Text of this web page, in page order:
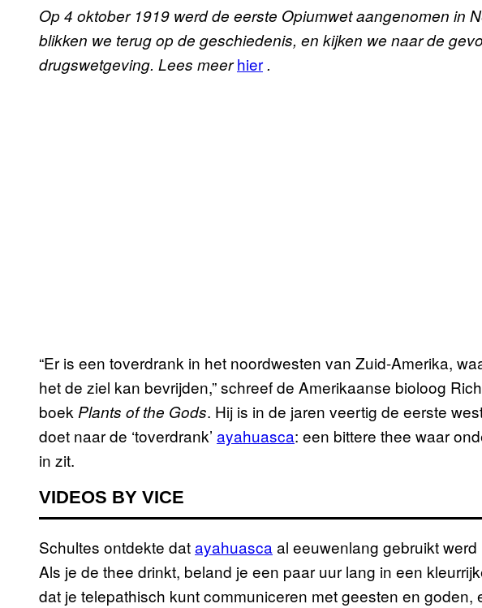
Op 4 oktober 1919 werd de eerste Opiumwet aangenomen in
blikken we terug op de geschiedenis, en kijken we naar de
drugswetgeving. Lees meer hier.
“Er is een toverdrank in het noordwesten van Zuid-Amerika,
het de ziel kan bevrijden,” schreef de Amerikaanse bioloog
boek Plants of the Gods. Hij is in de jaren veertig de eerste
doet naar de ‘toverdrank’ ayahuasca: een bittere thee waar
in zit.
VIDEOS BY VICE
Schultes ontdekte datayahuasca al eeuwenlang gebruikt
Als je de thee drinkt, beland je een paar uur lang in een
dat je telepathisch kunt communiceren met geesten en goden,